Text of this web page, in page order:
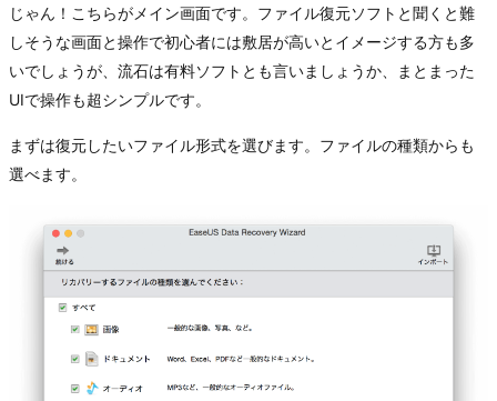
じゃん！こちらがメイン画面です。ファイル復元ソフトと聞くと難
しそうな画面と操作で初心者には敷居が高いとイメージする方も多
いでしょうが、流石は有料ソフトとも言いましょうか、まとまった
UIで操作も超シンプルです。
まずは復元したいファイル形式を選びます。ファイルの種類からも
選べます。